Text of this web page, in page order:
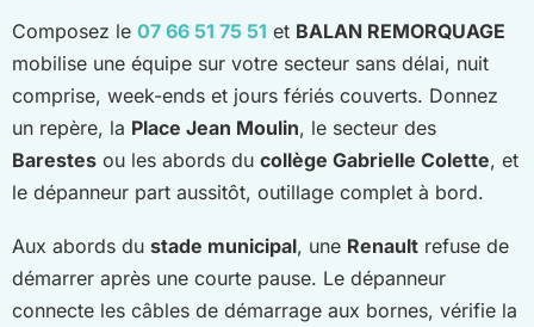
Composez le 07 66 51 75 51 et BALAN REMORQUAGE
mobilise une équipe sur votre secteur sans délai, nuit
comprise, week-ends et jours fériés couverts. Donnez
un repère, la Place Jean Moulin, le secteur des
Barestes ou les abords du collège Gabrielle Colette, et
le dépanneur part aussitôt, outillage complet à bord.
Aux abords du stade municipal, une Renault refuse de
démarrer après une courte pause. Le dépanneur
connecte les câbles de démarrage aux bornes, vérifie la